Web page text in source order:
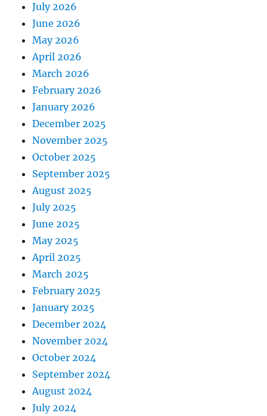
July 2026
June 2026
May 2026
April 2026
March 2026
February 2026
January 2026
December 2025
November 2025
October 2025
September 2025
August 2025
July 2025
June 2025
May 2025
April 2025
March 2025
February 2025
January 2025
December 2024
November 2024
October 2024
September 2024
August 2024
July 2024